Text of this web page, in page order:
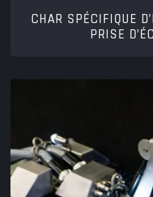
CHAR SPÉCIFIQUE
PRISE